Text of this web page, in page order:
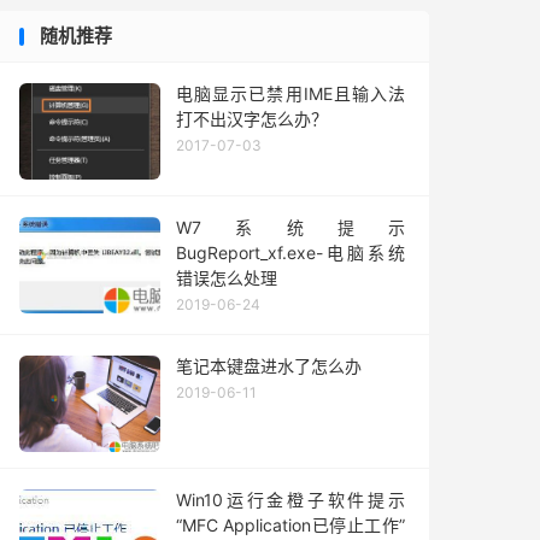
随机推荐
电脑显示已禁用IME且输入法
打不出汉字怎么办？
2017-07-03
W7系统提示
BugReport_xf.exe-电脑系统
错误怎么处理
2019-06-24
笔记本键盘进水了怎么办
2019-06-11
Win10运行金橙子软件提示
“MFC Application已停止工作”